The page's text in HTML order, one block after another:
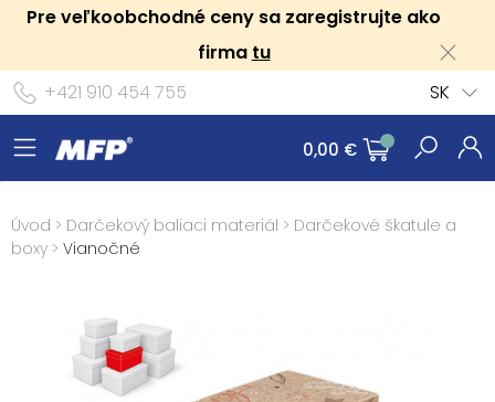
Pre veľkoobchodné ceny sa zaregistrujte ako
firma tu
+421 910 454 755
SK
0,00 €
Úvod > Darčekový baliaci materiál > Darčekové škatule a
boxy > Vianočné